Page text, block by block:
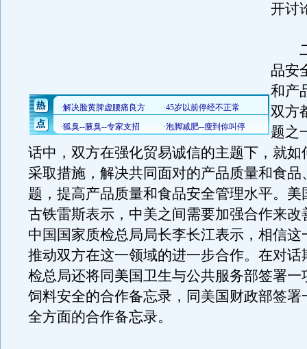
开讨
二
品安
和产
双方
题之
话中，双方在强化贸易诚信的主题下，就如
采取措施，解决共同面对的产品质量和食品
题，提高产品质量和食品安全管理水平。美
古铁雷斯表示，中美之间需要加强合作来改
中国国家质检总局局长李长江表示，相信这
推动双方在这一领域的进一步合作。在对话
检总局还将同美国卫生与公共服务部签署一
饲料安全的合作备忘录，同美国财政部签署
全方面的合作备忘录。